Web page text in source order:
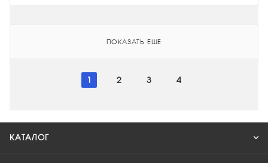
ПОКАЗАТЬ ЕЩЕ
1 2 3 4
КАТАЛОГ